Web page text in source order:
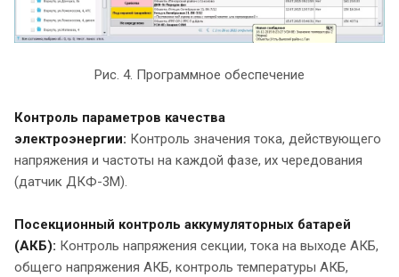
Рис. 4. Программное обеспечение
Контроль параметров качества
электроэнергии: Контроль значения тока, действующего
напряжения и частоты на каждой фазе, их чередования
(датчик ДКФ-3М).
Посекционный контроль аккумуляторных батарей
(АКБ): Контроль напряжения секции, тока на выходе АКБ,
общего напряжения АКБ, контроль температуры АКБ,